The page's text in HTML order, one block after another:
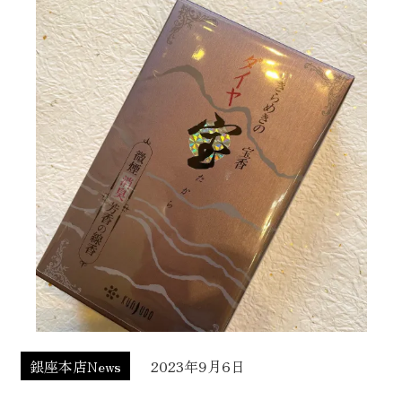
銀座本店News 2023年9月6日